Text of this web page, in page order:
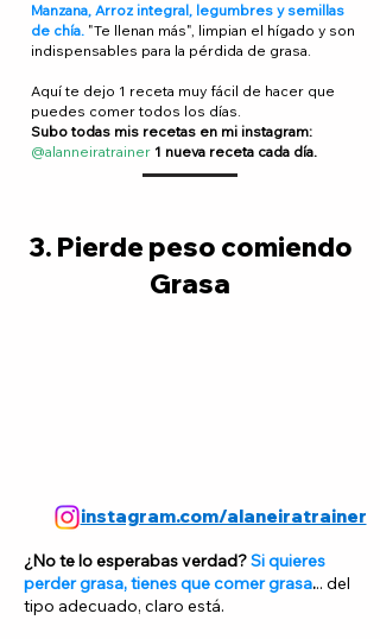
Manzana, Arroz integral, legumbres y semillas
de chía. "Te llenan más", limpian el hígado y son
indispensables para la pérdida de grasa.
Aquí te dejo 1 receta muy fácil de hacer que
puedes comer todos los días.
Subo todas mis recetas en mi instagram:
@alanneiratrainer 1 nueva receta cada día.
3. Pierde peso comiendo
Grasa
instagram.com/alaneiratrainer
¿No te lo esperabas verdad?Si quieres
perder grasa, tienes que comer grasa... del
tipo adecuado, claro está.